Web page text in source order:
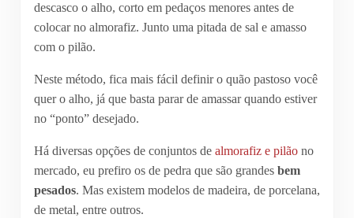
descasco o alho, corto em pedaços menores antes de
colocar no almorafiz. Junto uma pitada de sal e amasso
com o pilão.
Neste método, fica mais fácil definir o quão pastoso você
quer o alho, já que basta parar de amassar quando estiver
no “ponto” desejado.
Há diversas opções de conjuntos de almorafiz e pilãono
mercado, eu prefiro os de pedra que são grandes bem
pesados. Mas existem modelos de madeira, de porcelana,
de metal, entre outros.